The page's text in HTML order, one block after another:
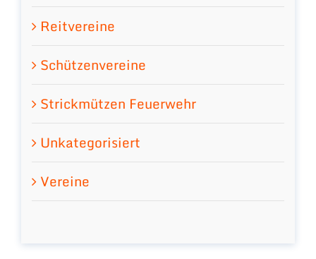
Reitvereine
Schützenvereine
Strickmützen Feuerwehr
Unkategorisiert
Vereine